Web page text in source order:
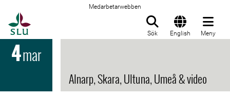
Medarbetarwebben
Sök English Meny
4mar
Alnarp, Skara, Ultuna, Umeå & video